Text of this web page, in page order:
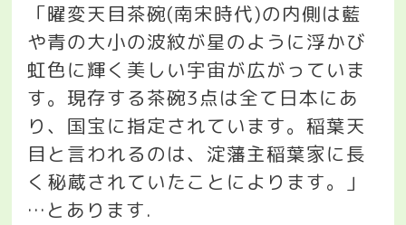
「曜変天目茶碗(南宋時代)の内側は藍
や青の大小の波紋が星のように浮かび
虹色に輝く美しい宇宙が広がっていま
す。現存する茶碗3点は全て日本にあ
り、国宝に指定されています。稲葉天
目と言われるのは、淀藩主稲葉家に長
く秘蔵されていたことによります。」
… とあります.